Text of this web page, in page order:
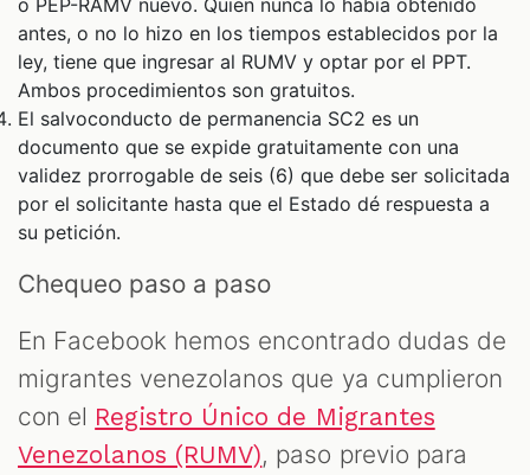
antes, o no lo hizo en los tiempos establecidos por la
ley, tiene que ingresar al RUMV y optar por el PPT.
Ambos procedimientos son gratuitos.
El salvoconducto de permanencia SC2 es un
documento que se expide gratuitamente con una
validez prorrogable de seis (6) que debe ser solicitada
por el solicitante hasta que el Estado dé respuesta a
su petición.
Chequeo paso a paso
En Facebook hemos encontrado dudas de
migrantes venezolanos que ya cumplieron
con el Registro Único de Migrantes
Venezolanos (RUMV), paso previo para